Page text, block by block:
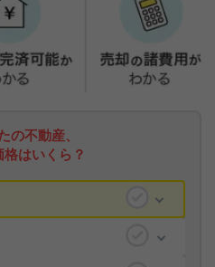
の不動産、
格はいくら？